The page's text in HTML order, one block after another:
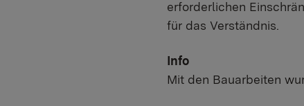
erforderlichen
für das Verständnis.
Info
Mit den Bauarbeiten